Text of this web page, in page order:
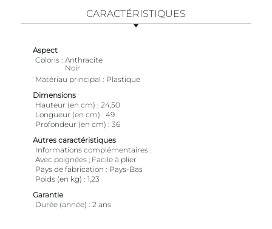
CARACTÉRISTIQUES
Aspect
Coloris Anthracite
Noir
Matériau principal
Plastique
Dimensions
Hauteur (en cm)
24,50
Longueur (en cm)
49
Profondeur (en cm)
36
Autres caractéristiques
Informations complémentaires
Avec poignées ; Facile à plier
Pays de fabrication
Pays-Bas
Poids (en kg)
1,23
Garantie
Durée (année)
2 ans